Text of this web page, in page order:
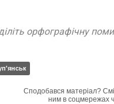
орфографічну
Сподобався матеріал?
ним в соцмережах